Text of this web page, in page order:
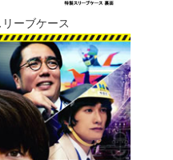
ーブケース